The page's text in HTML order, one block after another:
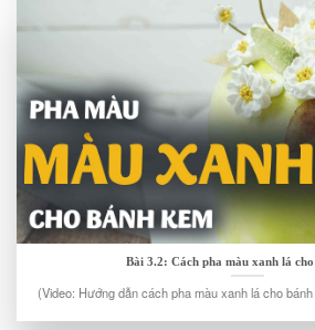
Bài 3.2: Cách pha màu xanh lá
(Video: Hướng dẫn cách pha màu xanh lá cho